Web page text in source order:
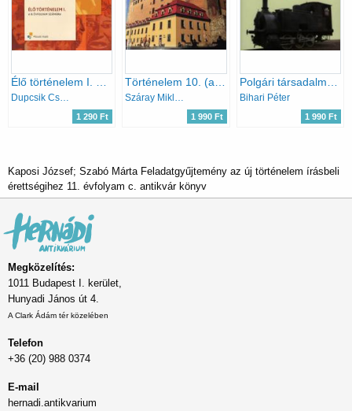
Élő történelem I. a 9. évfolyam számára
Dupcsik Csaba; Repárszky Ildikó
1 290 Ft
Történelem 10. (a négyosztályos gimnáziumok és a szakközépiskolák számára)
Száray Miklós
1 990 Ft
Polgári társadalmak és nemzetállamok, 1776-1870 (A befejezetlen múlt 4.)
Bihari Péter
1 990 Ft
Kaposi József; Szabó Márta Feladatgyűjtemény az új történelem írásbeli
érettségihez 11. évfolyam c. antikvár könyv
Megközelítés:
1011 Budapest I. kerület,
Hunyadi János út 4.
A Clark Ádám tér közelében
Telefon
+36 (20) 988 0374
E-mail
hernadi.antikvarium